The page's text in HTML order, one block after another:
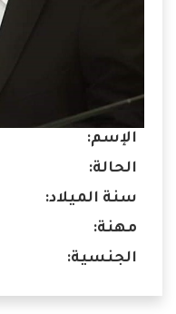
الإسم:
الحالة:
سنة الميلاد:
مهنة:
الجنسية: